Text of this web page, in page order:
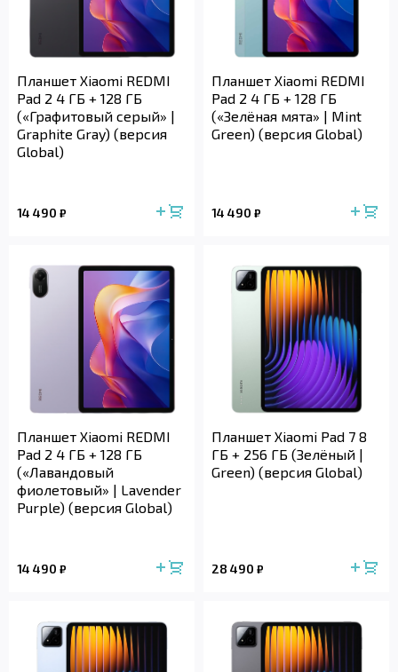
Планшет Xiaomi REDMI
Pad 2 4 ГБ + 128 ГБ
(«Графитовый серый» |
Graphite Gray) (версия
Global)
14 490 ₽
Планшет Xiaomi REDMI
Pad 2 4 ГБ + 128 ГБ
(«Зелёная мята» | Mint
Green) (версия Global)
14 490 ₽
Планшет Xiaomi REDMI
Pad 2 4 ГБ + 128 ГБ
(«Лавандовый
фиолетовый» | Lavender
Purple) (версия Global)
14 490 ₽
Планшет Xiaomi Pad 7 8
ГБ + 256 ГБ (Зелёный |
Green) (версия Global)
28 490 ₽